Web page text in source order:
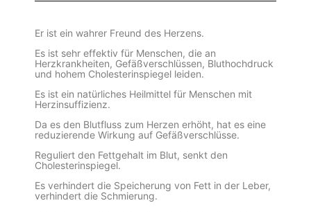
Er ist ein wahrer Freund des Herzens.
Es ist sehr effektiv für Menschen, die an
Herzkrankheiten, Gefäßverschlüssen, Bluthochdruck
und hohem Cholesterinspiegel leiden.
Es ist ein natürliches Heilmittel für Menschen mit
Herzinsuffizienz.
Da es den Blutfluss zum Herzen erhöht, hat es eine
reduzierende Wirkung auf Gefäßverschlüsse.
Reguliert den Fettgehalt im Blut, senkt den
Cholesterinspiegel.
Es verhindert die Speicherung von Fett in der Leber,
verhindert die Schmierung.